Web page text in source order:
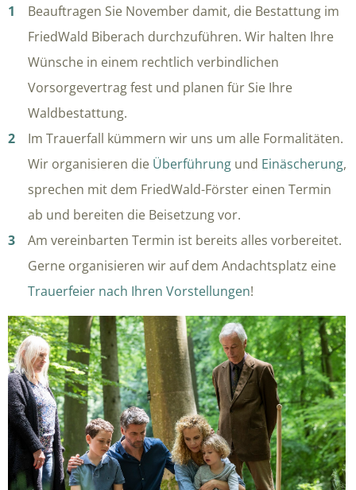
Beauftragen Sie November damit, die Bestattung im
FriedWald Biberach durchzuführen. Wir halten Ihre
Wünsche in einem rechtlich verbindlichen
Vorsorgevertrag fest und planen für Sie Ihre
Waldbestattung.
Im Trauerfall kümmern wir uns um alle Formalitäten.
Wir organisieren die Überführung und Einäscherung,
sprechen mit dem FriedWald-Förster einen Termin
ab und bereiten die Beisetzung vor.
Am vereinbarten Termin ist bereits alles vorbereitet.
Gerne organisieren wir auf dem Andachtsplatz eine
Trauerfeier nach Ihren Vorstellungen!